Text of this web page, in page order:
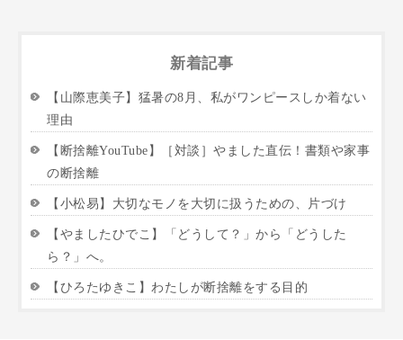
新着記事
【山際恵美子】猛暑の8月、私がワンピースしか着ない
理由
【断捨離YouTube】［対談］やました直伝！書類や家事
の断捨離
【小松易】大切なモノを大切に扱うための、片づけ
【やましたひでこ】「どうして？」から「どうした
ら？」へ。
【ひろたゆきこ】わたしが断捨離をする目的